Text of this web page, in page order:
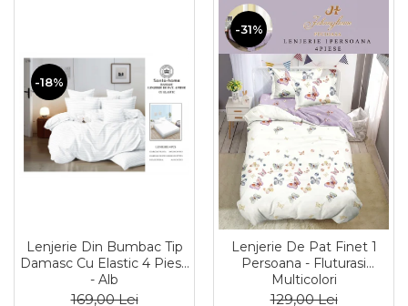
-18%
Lenjerie Din Bumbac Tip
Damasc Cu Elastic 4 Piese
- Alb
169,00 Lei
-31%
Lenjerie De Pat Finet 1
Persoana - Fluturasi
Multicolori
129,00 Lei